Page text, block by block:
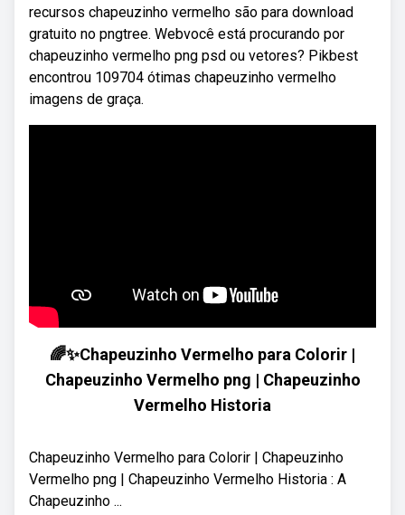
recursos chapeuzinho vermelho são para download
gratuito no pngtree. Webvocê está procurando por
chapeuzinho vermelho png psd ou vetores? Pikbest
encontrou 109704 ótimas chapeuzinho vermelho
imagens de graça.
🌈✨Chapeuzinho Vermelho para Colorir |
Chapeuzinho Vermelho png | Chapeuzinho
Vermelho Historia
Chapeuzinho Vermelho para Colorir | Chapeuzinho
Vermelho png | Chapeuzinho Vermelho Historia : A
Chapeuzinho ...